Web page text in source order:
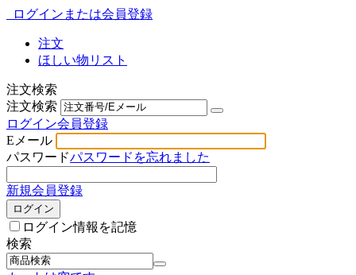
ログインまたは会員登録
注文
ほしい物リスト
注文検索
注文検索
ログイン会員登録
Eメール
パスワードパスワードを忘れました
新規会員登録
ログイン
ログイン情報を記憶
検索